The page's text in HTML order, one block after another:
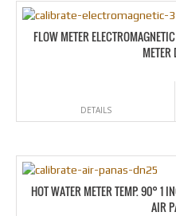
FLOW METER
METER
DETAILS
HOT WATER METER TEMP. 90° 1
AIR